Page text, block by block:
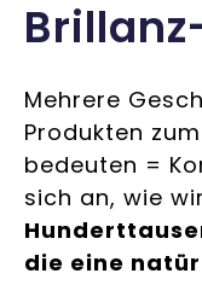
Mehrere
Produkten
bedeuten =
sich an, wie
die eine